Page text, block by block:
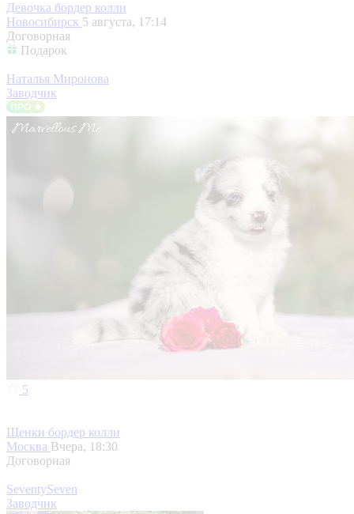
Девочка бордер колли
Новосибирск 5 августа, 17:14
Договорная
Подарок
Наталья Миронова
Заводчик
5
Щенки бордер колли
Москва Вчера, 18:30
Договорная
SeventySeven
Заводчик